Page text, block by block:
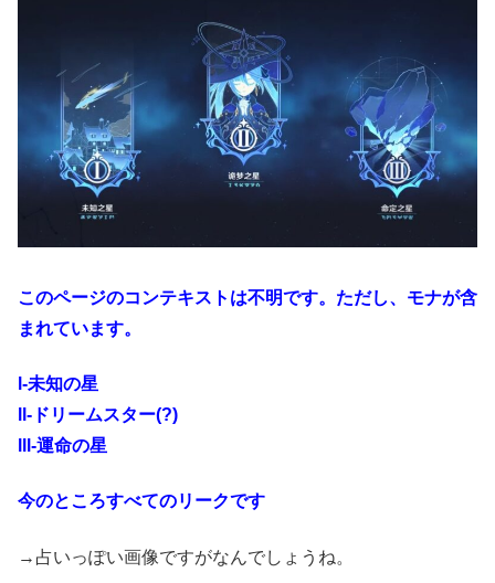
このページのコンテキストは不明です。ただし、モナが含
まれています。
l-未知の星
ll-ドリームスター(?)
lll-運命の星
今のところすべてのリークです
→占いっぽい画像ですがなんでしょうね。